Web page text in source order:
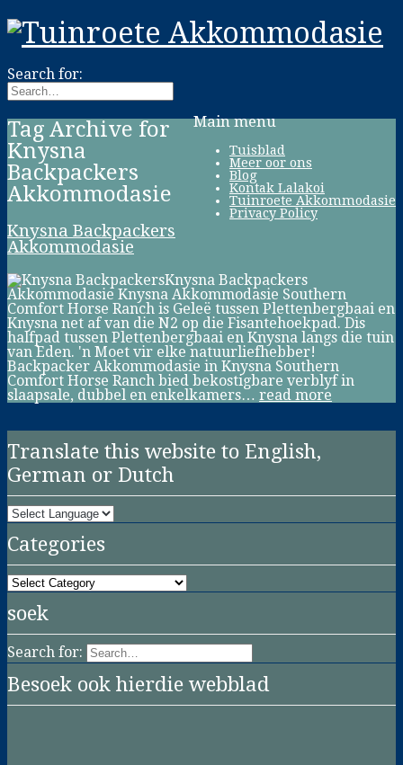
Main menu
Tuisblad
Meer oor ons
Blog
Kontak Lalakoi
Tuinroete Akkommodasie
Privacy Policy
Search for:
Tag Archive for
Knysna
Backpackers
Akkommodasie
Knysna Backpackers
Akkommodasie
Knysna Backpackers
Akkommodasie Knysna Akkommodasie Southern
Comfort Horse Ranch is Geleë tussen Plettenbergbaai en
Knysna net af van die N2 op die Fisantehoekpad. Dis
halfpad tussen Plettenbergbaai en Knysna langs die tuin
van Eden. 'n Moet vir elke natuurliefhebber!
Backpacker Akkommodasie in Knysna Southern
Comfort Horse Ranch bied bekostigbare verblyf in
slaapsale, dubbel en enkelkamers… read more
Translate this website to English,
German or Dutch
Categories
Categories
soek
Search for:
Besoek ook hierdie webblad